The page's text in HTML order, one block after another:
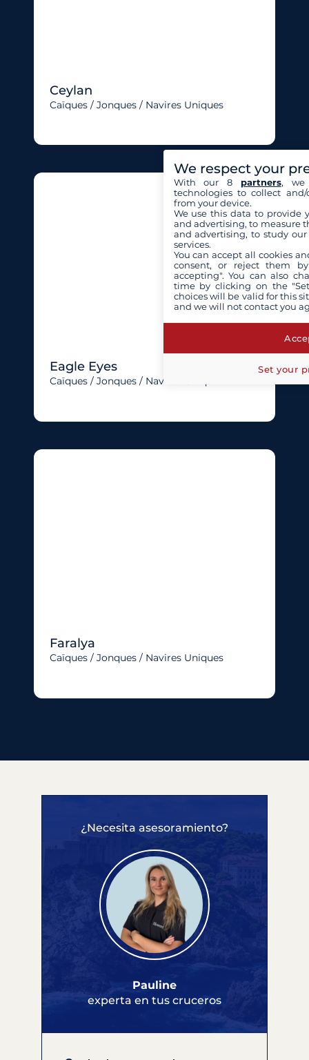
Ceylan
Caïques / Jonques / Navires Uniques
Eagle Eyes
Caïques / Jonques / Navires Uniques
Faralya
Caïques / Jonques / Navires Uniques
¿Necesita asesoramiento?
Pauline
experta en tus cruceros
We respect your
With our 8 partners, we
technologies to collect
from your device.
We use this data to provide
and advertising, to measure
and advertising, to study
services.
You can accept all cookies
consent, or reject them
accepting". You can also
time by clicking on the
choices will be valid for this
and we will not contact you
Set your